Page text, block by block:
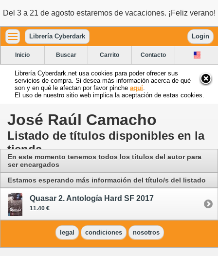
Del 3 a 21 de agosto estaremos de vacaciones. ¡Feliz verano!
Librería Cyberdark Login
Inicio Buscar Carrito Contacto
Librería Cyberdark.net usa cookies para poder ofrecer sus
servicios de compra. Si desea más información acerca de qué
son y en qué le afectan por favor pinche aquí
El uso de nuestro sitio web implica la aceptación de estas cookies.
José Raúl Camacho
Listado de títulos disponibles en la
tienda
En este momento tenemos todos los títulos del autor para
ser encargados
Estamos esperando más información del título/s del listado
Quasar 2. Antología Hard SF 2017
11.40 €
legal condiciones nosotros